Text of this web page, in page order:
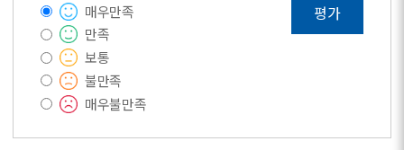
매우만족
만족
보통
불만족
매우불만족
평가